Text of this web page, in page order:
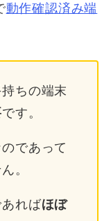
動作確認済み端
ちの端末
です。
であって
。
ればほぼ